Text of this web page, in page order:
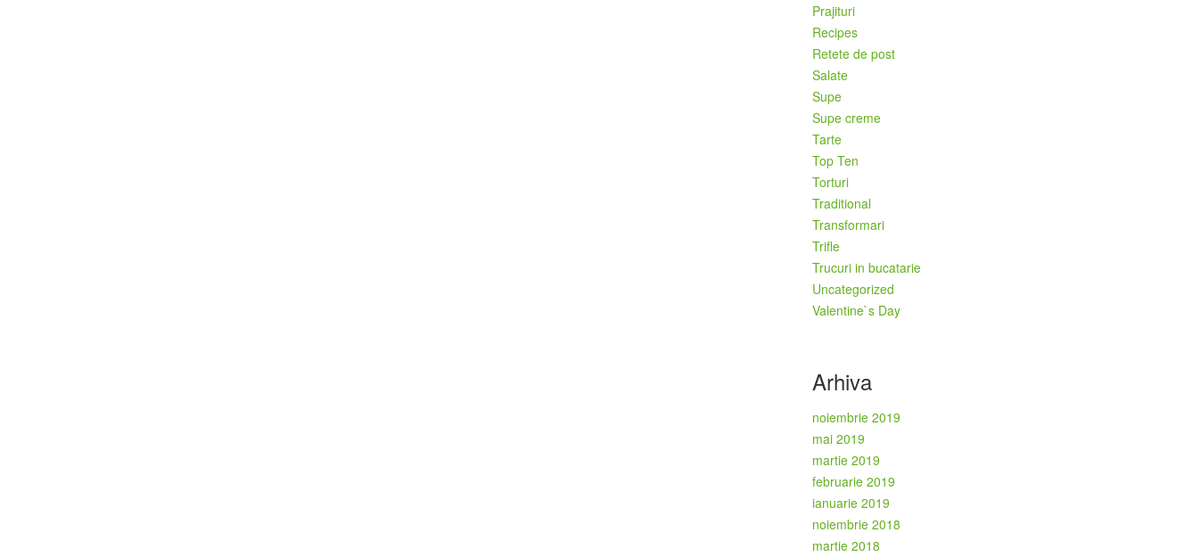
Prajituri
Recipes
Retete de post
Salate
Supe
Supe creme
Tarte
Top Ten
Torturi
Traditional
Transformari
Trifle
Trucuri in bucatarie
Uncategorized
Valentine`s Day
Arhiva
noiembrie 2019
mai 2019
martie 2019
februarie 2019
ianuarie 2019
noiembrie 2018
martie 2018